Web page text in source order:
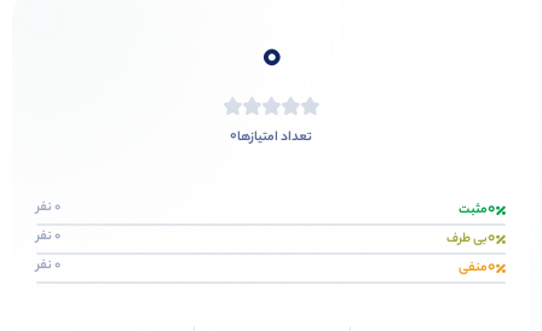
0
تعداد امتیازها0
0مثبت 0 نفر
0بی طرف 0 نفر
0منفی 0 نفر